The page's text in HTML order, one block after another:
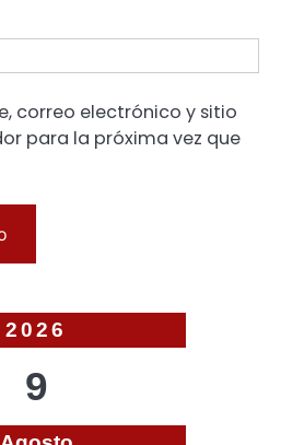
correo electrónico y sitio
para la próxima vez que
2026
9